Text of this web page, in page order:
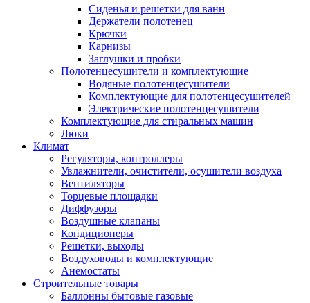
Сиденья и решетки для ванн
Держатели полотенец
Крючки
Карнизы
Заглушки и пробки
Полотенцесушители и комплектующие
Водяные полотенцесушители
Комплектующие для полотенцесушителей
Электрические полотенцесушители
Комплектующие для стиральных машин
Люки
Климат
Регуляторы, контроллеры
Увлажнители, очистители, осушители воздуха
Вентиляторы
Торцевые площадки
Диффузоры
Воздушные клапаны
Кондиционеры
Решетки, выходы
Воздуховоды и комплектующие
Анемостаты
Строительные товары
Баллонны бытовые газовые